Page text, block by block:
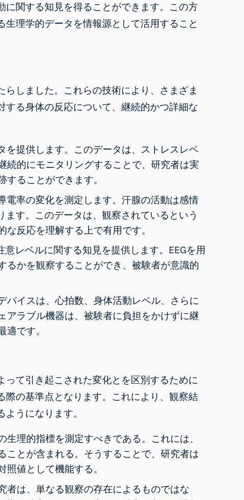
関する知見を得ることができます。この方
理学的データを情報源として活用すること
しました。これらの技術により、さまざま
る身体の反応について、継続的かつ詳細な
を提供します。このデータは、ストレスレベ
続的にモニタリングすることで、研究者は実
ることができます。
電率の変化を測定します。汗腺の活動は感情
ます。このデータは、観察されているという
反応を理解する上で有用です。
レベルに関する知見を提供します。EEGを用
るかを観察することができ、被験者が意識的
バイスは、心拍数、身体活動レベル、さらに
アラブル機器は、被験者に負担をかけずに継
です。
て引き起こされた変化とを区別するために
の基準点となります。これにより、観察結
うになります。
理的指標を測定すべきである。これには、
ことが含まれる。そうすることで、研究者は
値として機能する。
者は、単なる観察の存在によるものではな